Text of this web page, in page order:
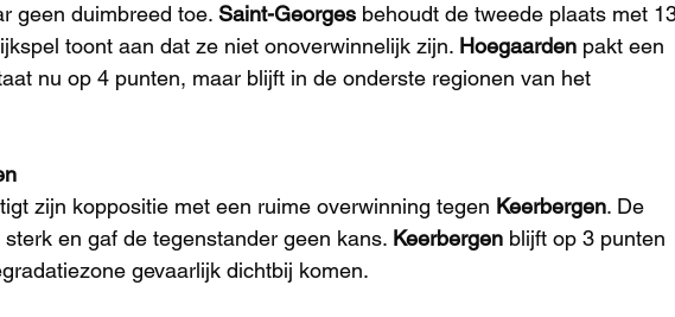
geen duimbreed toe. Saint-Georges behoudt de tweede plaats met
toont aan dat ze niet onoverwinnelijk zijn. Hoegaarden pakt een
nu op 4 punten, maar blijft in de onderste regionen van het
zijn koppositie met een ruime overwinning tegen Keerbergen. De
en gaf de tegenstander geen kans. Keerbergen blijft op 3 punten
gevaarlijk dichtbij komen.